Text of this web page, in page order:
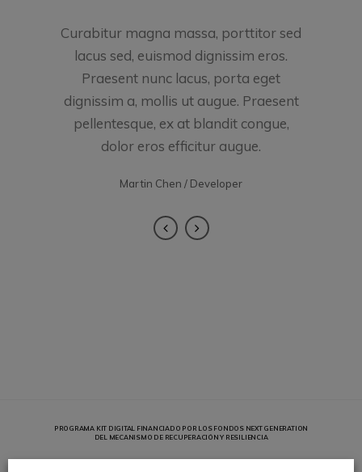
Curabitur magna massa, porttitor sed
lacus sed, euismod dignissim eros.
Praesent nunc lacus, porta eget
dignissim a, mollis ut augue. Praesent
pellentesque, ex at blandit congue,
dolor eros efficitur augue.
Martin Chen / Developer
PROGRAMA KIT DIGITAL FINANCIADO POR LOS FONDOS NEXT GENERATION
DEL MECANISMO DE RECUPERACIÓN Y RESILIENCIA